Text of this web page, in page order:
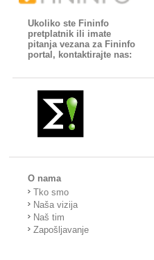
Ukoliko ste Fininfo
pretplatnik ili imate
pitanja vezana za Fininfo
portal, kontaktirajte nas:
O nama
Tko smo
Naša vizija
Naš tim
Zapošljavanje